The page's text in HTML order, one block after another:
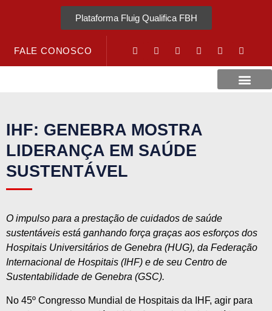
Plataforma Fluig Qualifica FBH
FALE CONOSCO
IHF: GENEBRA MOSTRA
LIDERANÇA EM SAÚDE
SUSTENTÁVEL
O impulso para a prestação de cuidados de saúde
sustentáveis ​​está ganhando força graças aos esforços dos
Hospitais Universitários de Genebra (HUG), da Federação
Internacional de Hospitais (IHF) e de seu Centro de
Sustentabilidade de Genebra (GSC).
No 45º Congresso Mundial de Hospitais da IHF, agir para